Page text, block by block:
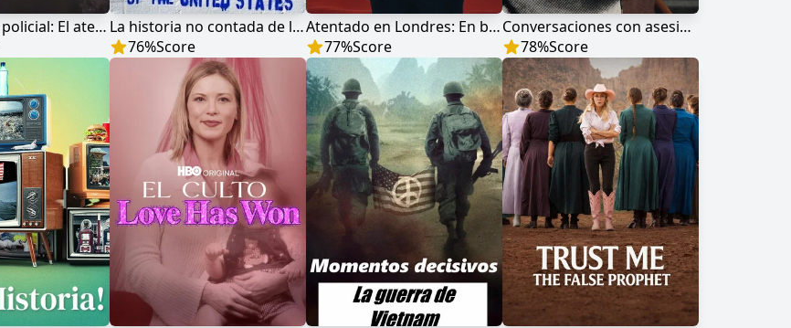
Persecución policial: El atentado del maratón de Boston
La historia no contada de los Estados Unidos
76%Score
Atentado en Londres: En busca de los terroristas del 7J
77%Score
Conversaciones con asesinos: Las cintas de Jeffrey Dahmer
78%Score